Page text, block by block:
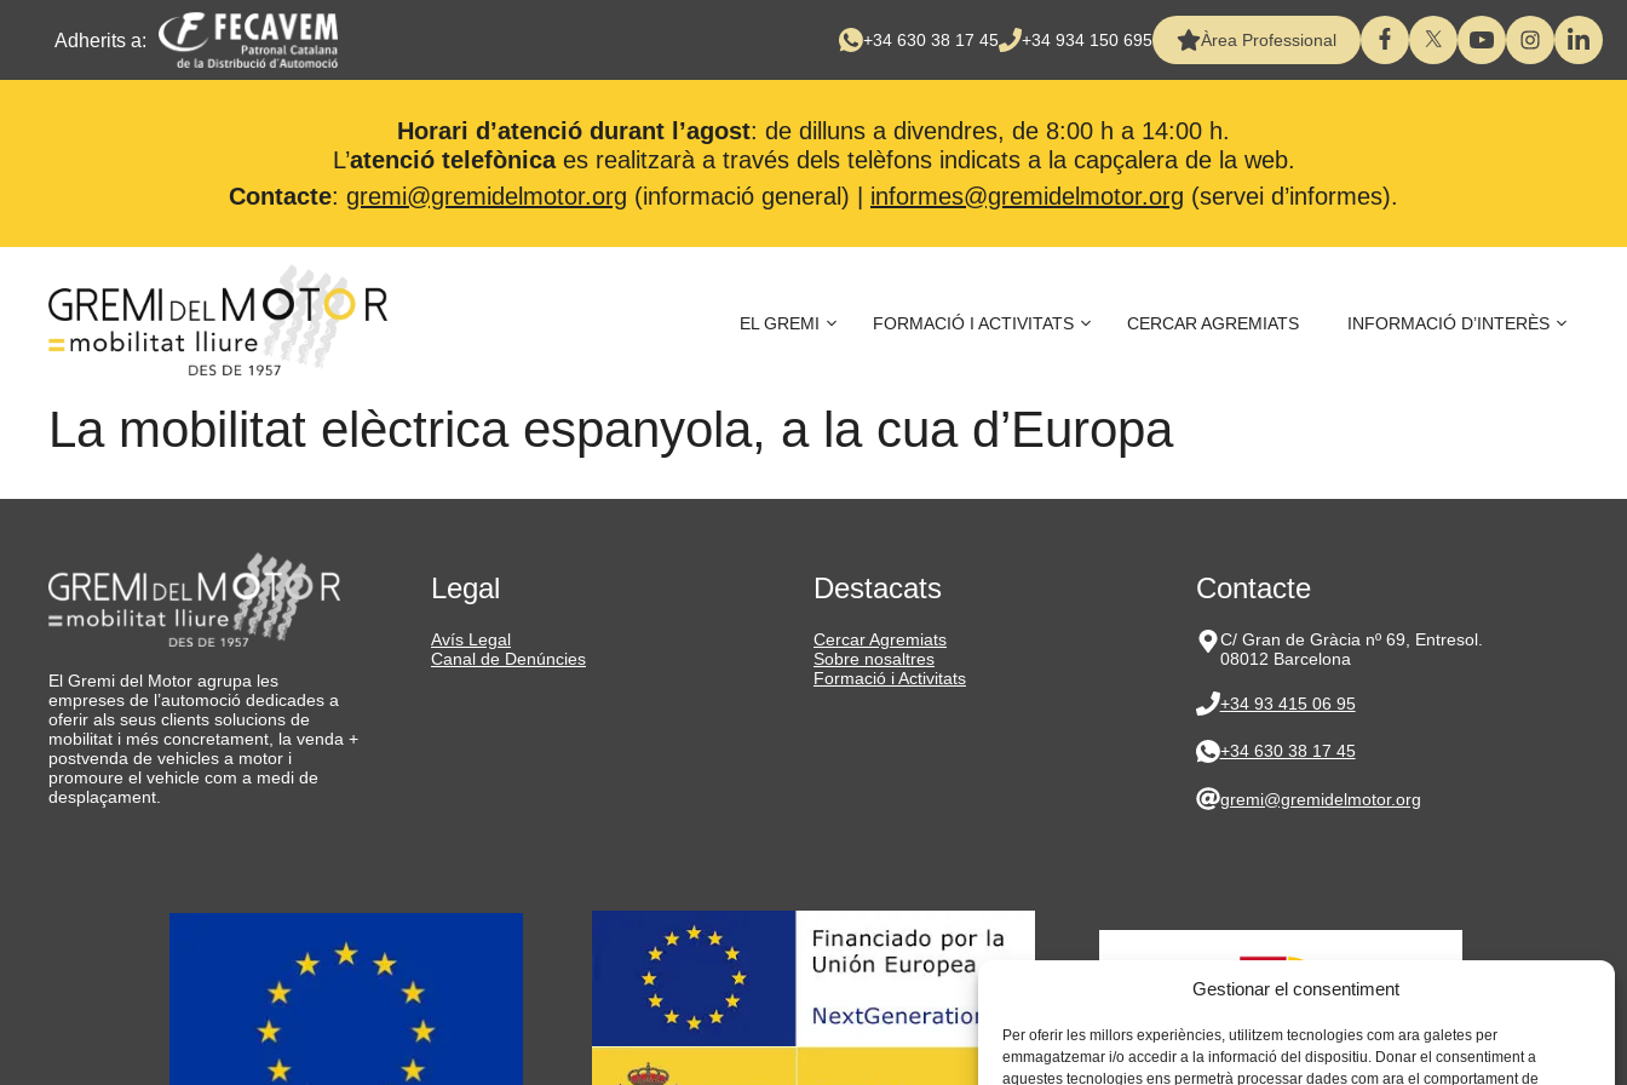
Gestionar el consentiment
Per oferir les millors experiències, utilitzem tecnologies com ara galetes per
emmagatzemar i/o accedir a la informació del dispositiu. Donar el consentiment a
aquestes tecnologies ens permetrà processar dades com ara el comportament de
Adherits a: +34 630 38 17 45 +34 934 150 695 Àrea Professional
Horari d’atenció durant l’agost: de dilluns a divendres, de 8:00 h a 14:00 h.
L’atenció telefònicaes realitzarà a través dels telèfons indicats a la capçalera de la web.
Contacte: gremi@gremidelmotor.org (informació general) | informes@gremidelmotor.org (servei d’informes).
contingut
EL GREMI FORMACIÓ I ACTIVITATS CERCAR AGREMIATS INFORMACIÓ D’INTERÈS
La mobilitat elèctrica espanyola, a la cua d’Europa
El Gremi del Motor agrupa les
empreses de l’automoció dedicades a
oferir als seus clients solucions de
mobilitat i més concretament, la venda +
postvenda de vehicles a motor i
promoure el vehicle com a medi de
desplaçament.
Legal
Avís Legal
Canal de Denúncies
Destacats
Cercar Agremiats
Sobre nosaltres
Formació i Activitats
Contacte
C/ Gran de Gràcia nº 69, Entresol.
08012 Barcelona
+34 93 415 06 95
+34 630 38 17 45
gremi@gremidelmotor.org